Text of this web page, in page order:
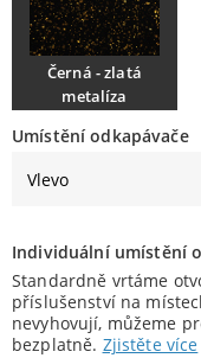
Černá - zlatá
metalíza
Umístění odkapávače
Individuální umístění
Standardně vrtáme
příslušenství na
nevyhovují, můžeme
bezplatně. Zjistěte více